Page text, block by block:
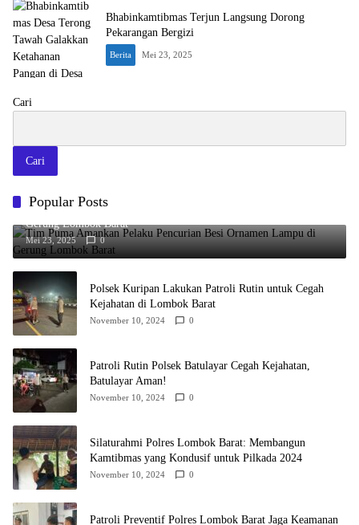
Bhabinkamtibmas Terjun Langsung Dorong
Pekarangan Bergizi
Berita Mei 23, 2025
Cari
Cari
Popular Posts
Tim Puma Amankan Pelaku Pencurian Besi Ornamen Lampu di
Gerung Lombok Barat
Mei 23, 2025 0
Polsek Kuripan Lakukan Patroli Rutin untuk Cegah
Kejahatan di Lombok Barat
November 10, 2024 0
Patroli Rutin Polsek Batulayar Cegah Kejahatan,
Batulayar Aman!
November 10, 2024 0
Silaturahmi Polres Lombok Barat: Membangun
Kamtibmas yang Kondusif untuk Pilkada 2024
November 10, 2024 0
Patroli Preventif Polres Lombok Barat Jaga Keamanan